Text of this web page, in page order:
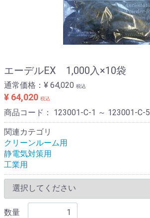
エーデルEX 1,000入×10袋
通常価格： ¥ 64,020 税込
¥ 64,020 税込
商品コード： 123001-C-1 ～ 123001-C-5
関連カテゴリ
クリーンルーム用
静電気対策用
工業用
数量